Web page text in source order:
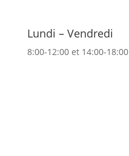
Lundi – Vendredi
8:00-12:00 et 14:00-18:00